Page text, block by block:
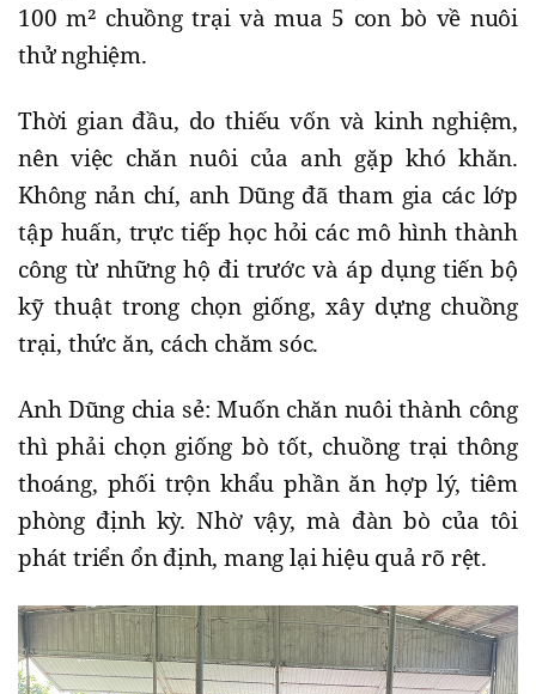
100 m² chuồng trại và mua 5 con bò về nuôi
thử nghiệm.
Thời gian đầu, do thiếu vốn và kinh nghiệm,
nên việc chăn nuôi của anh gặp khó khăn.
Không nản chí, anh Dũng đã tham gia các lớp
tập huấn, trực tiếp học hỏi các mô hình thành
công từ những hộ đi trước và áp dụng tiến bộ
kỹ thuật trong chọn giống, xây dựng chuồng
trại, thức ăn, cách chăm sóc.
Anh Dũng chia sẻ: Muốn chăn nuôi thành công
thì phải chọn giống bò tốt, chuồng trại thông
thoáng, phối trộn khẩu phần ăn hợp lý, tiêm
phòng định kỳ. Nhờ vậy, mà đàn bò của tôi
phát triển ổn định, mang lại hiệu quả rõ rệt.